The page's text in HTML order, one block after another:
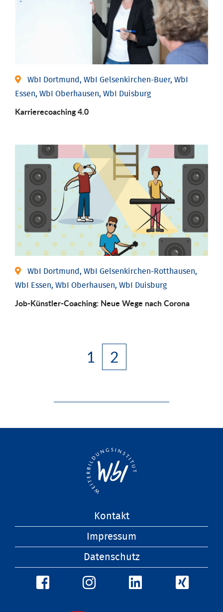
WbI Dortmund, WbI Gelsenkirchen-Buer, WbI
Essen, WbI Oberhausen, WbI Duisburg
Karriere­coaching 4.0
WbI Dortmund, WbI Gelsenkirchen-Rotthausen,
WbI Essen, WbI Oberhausen, WbI Duisburg
Job-Künstler-Coaching: Neue Wege nach Corona
1 2
Kontakt
Impressum
Datenschutz